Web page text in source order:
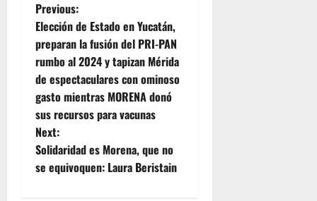
P
o
s
t
n
a
Previous:
Elección de Estado en Yucatán,
preparan la fusión del PRI-PAN
rumbo al 2024 y tapizan Mérida
de espectaculares con ominoso
gasto mientras MORENA donó
sus recursos para vacunas
Next:
Solidaridad es Morena, que no
se equivoquen: Laura Beristain